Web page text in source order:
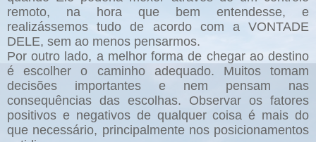
remoto, na hora que bem entendesse, e
realizássemos tudo de acordo com a VONTADE
DELE, sem ao menos pensarmos.
Por outro lado, a melhor forma de chegar ao destino
é escolher o caminho adequado. Muitos tomam
decisões importantes e nem pensam nas
consequências das escolhas. Observar os fatores
positivos e negativos de qualquer coisa é mais do
que necessário, principalmente nos posicionamentos